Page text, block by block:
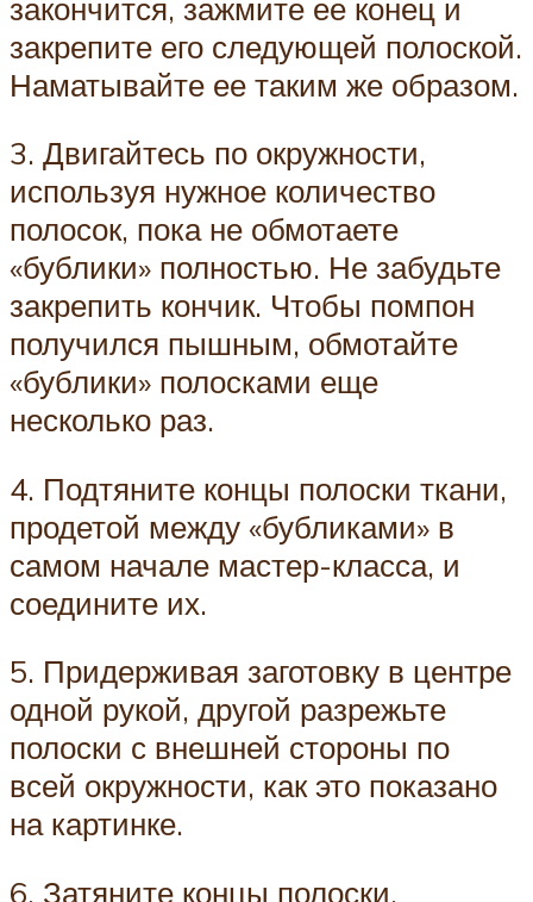
закончится, зажмите ее конец и
закрепите его следующей полоской.
Наматывайте ее таким же образом.
3. Двигайтесь по окружности,
используя нужное количество
полосок, пока не обмотаете
«бублики» полностью. Не забудьте
закрепить кончик. Чтобы помпон
получился пышным, обмотайте
«бублики» полосками еще
несколько раз.
4. Подтяните концы полоски ткани,
продетой между «бубликами» в
самом начале мастер-класса, и
соедините их.
5. Придерживая заготовку в центре
одной рукой, другой разрежьте
полоски с внешней стороны по
всей окружности, как это показано
на картинке.
6. Затяните концы полоски,